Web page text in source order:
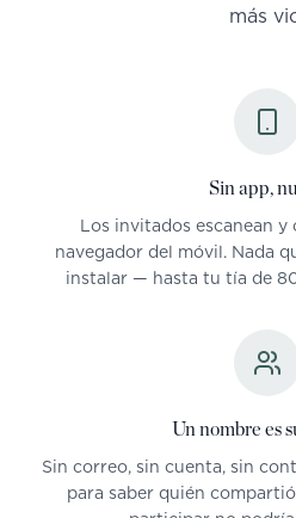
más
Sin app,
Los invitados escanean y
navegador del móvil. Nada
instalar — hasta tu tía de
Un nombre es
Sin correo, sin cuenta, sin
para saber quién